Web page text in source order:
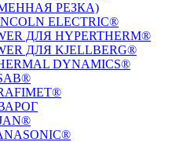
РЕЗКА)
ELECTRIC®
ДЛЯ HYPERTHERM®
ДЛЯ KJELLBERG®
DYNAMICS®